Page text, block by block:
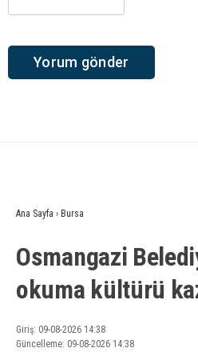
Ana Sayfa › Bursa
Osmangazi
okuma kültürü
Giriş: 09-08-2026 14:38
Güncelleme: 09-08-2026 14:38